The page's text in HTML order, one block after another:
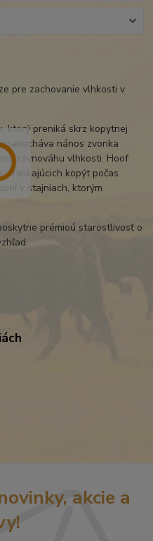
pre zachovanie vlhkosti v
ktorý preniká skrz kopytnej
nános zvonka
rovnováhu vlhkosti. Hoof
praskajúcich kopýt počas
v stajniach, ktorým
prémioú starostlivosť o
akcie a